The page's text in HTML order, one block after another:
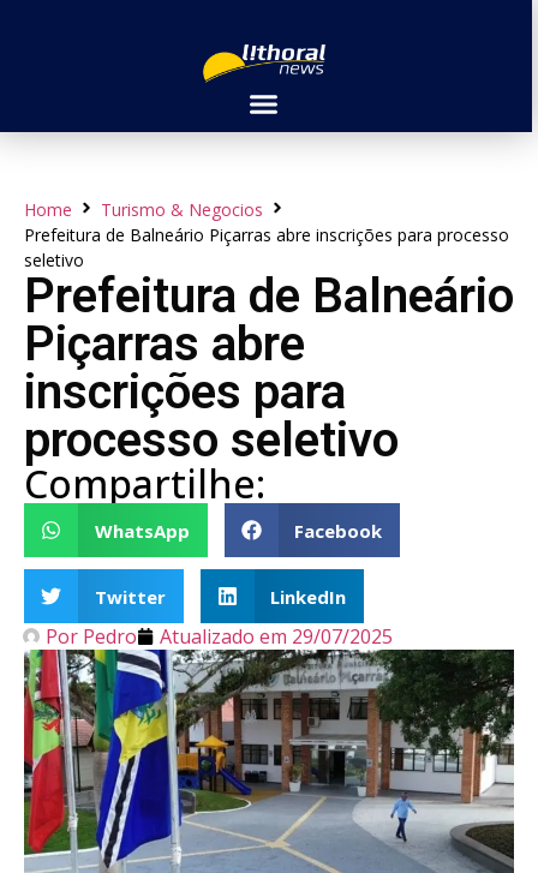
Home
Turismo & Negocios
Prefeitura de Balneário Piçarras abre inscrições para processo
seletivo
Prefeitura de Balneário
Piçarras abre
inscrições para
processo seletivo
Compartilhe:
WhatsApp Facebook
Twitter LinkedIn
Por Pedro Atualizado em 29/07/2025